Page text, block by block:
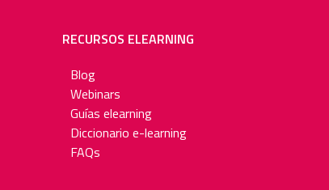
RECURSOS ELEARNING
Blog
Webinars
Guías elearning
Diccionario e-learning
FAQs